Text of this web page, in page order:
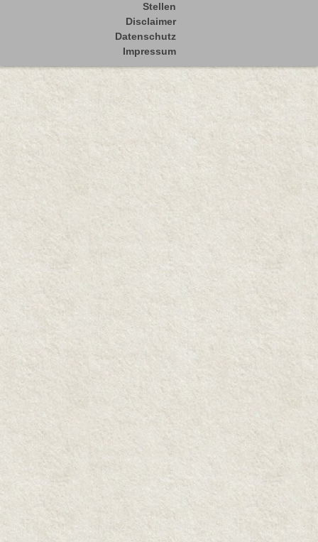
Stellen
Disclaimer
Datenschutz
Impressum